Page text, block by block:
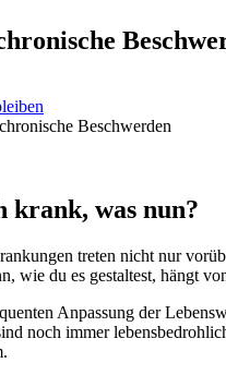
Beschwerden
krank, was nun?
treten nicht nur
wie du es gestaltest, hängt
Anpassung der
noch immer